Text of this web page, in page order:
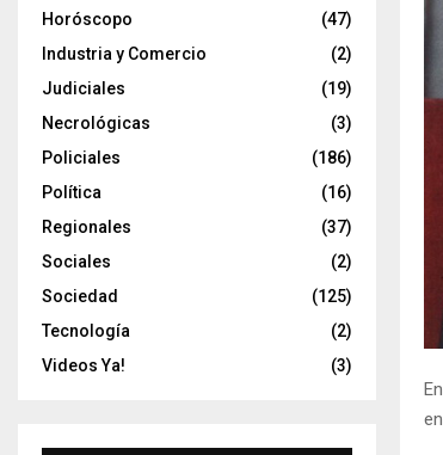
Horóscopo
(47)
Industria y Comercio
(2)
Judiciales
(19)
Necrológicas
(3)
Policiales
(186)
Política
(16)
Regionales
(37)
Sociales
(2)
Sociedad
(125)
Tecnología
(2)
Videos Ya!
(3)